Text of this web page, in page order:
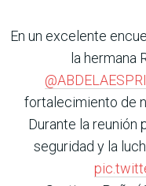
En un excelente
la hermana
fortalecimiento de
Durante la reunión
seguridad y la